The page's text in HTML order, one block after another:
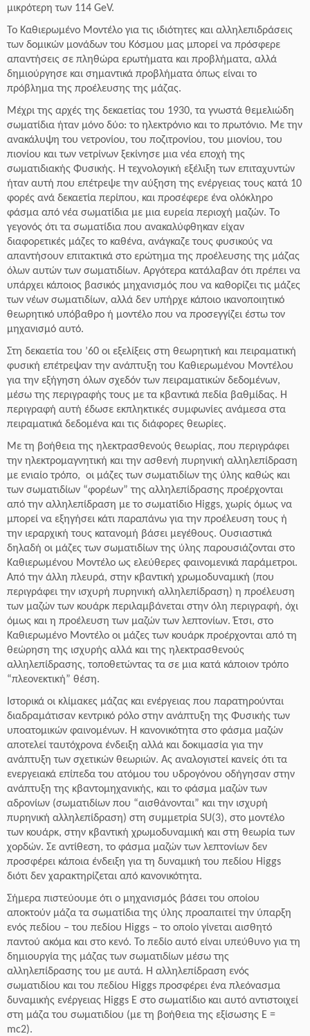
μικρότερη των 114 GeV.
Το Καθιερωμένο Μοντέλο για τις ιδιότητες και αλληλεπιδράσεις
των δομικών μονάδων του Κόσμου μας μπορεί να πρόσφερε
απαντήσεις σε πληθώρα ερωτήματα και προβλήματα, αλλά
δημιούργησε και σημαντικά προβλήματα όπως είναι το
πρόβλημα της προέλευσης της μάζας.
Μέχρι της αρχές της δεκαετίας του 1930, τα γνωστά θεμελιώδη
σωματίδια ήταν μόνο δύο: το ηλεκτρόνιο και το πρωτόνιο. Με την
ανακάλυψη του νετρονίου, του ποζιτρονίου, του μιονίου, του
πιονίου και των νετρίνων ξεκίνησε μια νέα εποχή της
σωματιδιακής Φυσικής. Η τεχνολογική εξέλιξη των επιταχυντών
ήταν αυτή που επέτρεψε την αύξηση της ενέργειας τους κατά 10
φορές ανά δεκαετία περίπου, και προσέφερε ένα ολόκληρο
φάσμα από νέα σωματίδια με μια ευρεία περιοχή μαζών. Το
γεγονός ότι τα σωματίδια που ανακαλύφθηκαν είχαν
διαφορετικές μάζες το καθένα, ανάγκαζε τους φυσικούς να
απαντήσουν επιτακτικά στο ερώτημα της προέλευσης της μάζας
όλων αυτών των σωματιδίων. Αργότερα κατάλαβαν ότι πρέπει να
υπάρχει κάποιος βασικός μηχανισμός που να καθορίζει τις μάζες
των νέων σωματιδίων, αλλά δεν υπήρχε κάποιο ικανοποιητικό
θεωρητικό υπόβαθρο ή μοντέλο που να προσεγγίζει έστω τον
μηχανισμό αυτό.
Στη δεκαετία του ’60 οι εξελίξεις στη θεωρητική και πειραματική
φυσική επέτρεψαν την ανάπτυξη του Καθιερωμένου Μοντέλου
για την εξήγηση όλων σχεδόν των πειραματικών δεδομένων,
μέσω της περιγραφής τους με τα κβαντικά πεδία βαθμίδας. Η
περιγραφή αυτή έδωσε εκπληκτικές συμφωνίες ανάμεσα στα
πειραματικά δεδομένα και τις διάφορες θεωρίες.
Με τη βοήθεια της ηλεκτρασθενούς θεωρίας, που περιγράφει
την ηλεκτρομαγνητική και την ασθενή πυρηνική αλληλεπίδραση
με ενιαίο τρόπο, οι μάζες των σωματιδίων της ύλης καθώς και
των σωματιδίων “φορέων” της αλληλεπίδρασης προέρχονται
από την αλληλεπίδραση με το σωματίδιο Higgs, χωρίς όμως να
μπορεί να εξηγήσει κάτι παραπάνω για την προέλευση τους ή
την ιεραρχική τους κατανομή βάσει μεγέθους. Ουσιαστικά
δηλαδή οι μάζες των σωματιδίων της ύλης παρουσιάζονται στο
Καθιερωμένου Μοντέλο ως ελεύθερες φαινομενικά παράμετροι.
Από την άλλη πλευρά, στην κβαντική χρωμοδυναμική (που
περιγράφει την ισχυρή πυρηνική αλληλεπίδραση) η προέλευση
των μαζών των κουάρκ περιλαμβάνεται στην όλη περιγραφή, όχι
όμως και η προέλευση των μαζών των λεπτονίων. Έτσι, στο
Καθιερωμένο Μοντέλο οι μάζες των κουάρκ προέρχονται από τη
θεώρηση της ισχυρής αλλά και της ηλεκτρασθενούς
αλληλεπίδρασης, τοποθετώντας τα σε μια κατά κάποιον τρόπο
“πλεονεκτική” θέση.
Ιστορικά οι κλίμακες μάζας και ενέργειας που παρατηρούνται
διαδραμάτισαν κεντρικό ρόλο στην ανάπτυξη της Φυσικής των
υποατομικών φαινομένων. H κανονικότητα στο φάσμα μαζών
αποτελεί ταυτόχρονα ένδειξη αλλά και δοκιμασία για την
ανάπτυξη των σχετικών θεωριών. Ας αναλογιστεί κανείς ότι τα
ενεργειακά επίπεδα του ατόμου του υδρογόνου οδήγησαν στην
ανάπτυξη της κβαντομηχανικής, και το φάσμα μαζών των
αδρονίων (σωματιδίων που “αισθάνονται” και την ισχυρή
πυρηνική αλληλεπίδραση) στη συμμετρία SU(3), στο μοντέλο
των κουάρκ, στην κβαντική χρωμοδυναμική και στη θεωρία των
χορδών. Σε αντίθεση, το φάσμα μαζών των λεπτονίων δεν
προσφέρει κάποια ένδειξη για τη δυναμική του πεδίου Higgs
διότι δεν χαρακτηρίζεται από κανονικότητα.
Σήμερα πιστεύουμε ότι ο μηχανισμός βάσει του οποίου
αποκτούν μάζα τα σωματίδια της ύλης προαπαιτεί την ύπαρξη
ενός πεδίου – του πεδίου Higgs – το οποίο γίνεται αισθητό
παντού ακόμα και στο κενό. Το πεδίο αυτό είναι υπεύθυνο για τη
δημιουργία της μάζας των σωματιδίων μέσω της
αλληλεπίδρασης του με αυτά. Η αλληλεπίδραση ενός
σωματιδίου και του πεδίου Higgs προσφέρει ένα πλεόνασμα
δυναμικής ενέργειας Higgs Ε στο σωματίδιο και αυτό αντιστοιχεί
στη μάζα του σωματιδίου (με τη βοήθεια της εξίσωσης E =
mc2).